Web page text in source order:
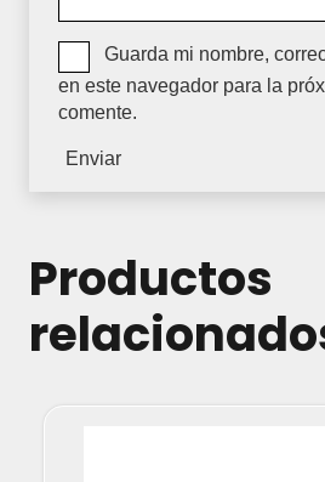
Guarda mi nombre,
en este navegador para la
comente.
Productos